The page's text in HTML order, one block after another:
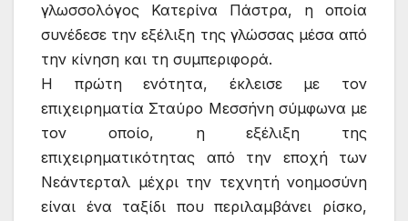
γλωσσολόγος Κατερίνα Πάστρα, η οποία
συνέδεσε την εξέλιξη της γλώσσας μέσα από
την κίνηση και τη συμπεριφορά.
Η πρώτη ενότητα, έκλεισε με τον
επιχειρηματία Σταύρο Μεσσήνη σύμφωνα με
τον οποίο, η εξέλιξη της
επιχειρηματικότητας από την εποχή των
Νεάντερταλ μέχρι την τεχνητή νοημοσύνη
είναι ένα ταξίδι που περιλαμβάνει ρίσκο,